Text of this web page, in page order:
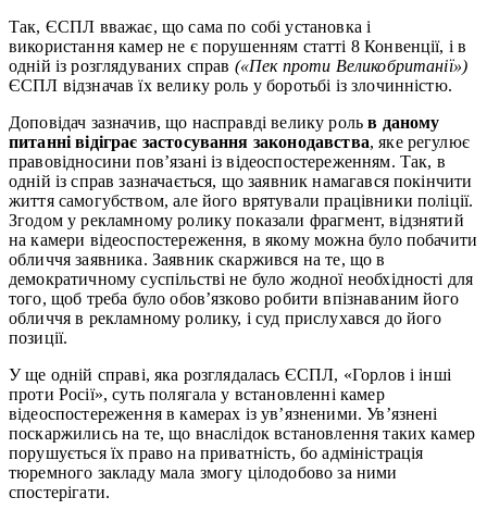
Так, ЄСПЛ вважає, що сама по собі установка і
використання камер не є порушенням статті 8 Конвенції, і в
одній із розглядуваних справ («Пек проти Великобританії»)
ЄСПЛ відзначав їх велику роль у боротьбі із злочинністю.
Доповідач зазначив, що насправді велику рольв даному
питанні відіграє застосування законодавства, яке регулює
правовідносини пов’язані із відеоспостереженням. Так, в
одній із справ зазначається, що заявник намагався покінчити
життя самогубством, але його врятували працівники поліції.
Згодом у рекламному ролику показали фрагмент, відзнятий
на камери відеоспостереження, в якому можна було побачити
обличчя заявника. Заявник скаржився на те, що в
демократичному суспільстві не було жодної необхідності для
того, щоб треба було обов’язково робити впізнаваним його
обличчя в рекламному ролику, і суд прислухався до його
позиції.
У ще одній справі, яка розглядалась ЄСПЛ, «Горлов і інші
проти Росії», суть полягала у встановленні камер
відеоспостереження в камерах із ув’язненими. Ув’язнені
поскаржились на те, що внаслідок встановлення таких камер
порушується їх право на приватність, бо адміністрація
тюремного закладу мала змогу цілодобово за ними
спостерігати.